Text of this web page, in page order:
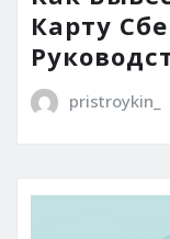
Карту
pristroykin_